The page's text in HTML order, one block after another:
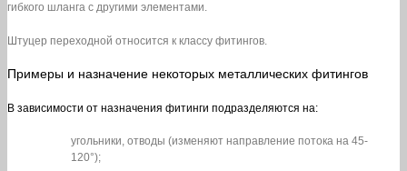
гибкого шланга с другими элементами.
Штуцер переходной относится к классу фитингов.
Примеры и назначение некоторых металлических фитингов
В зависимости от назначения фитинги подразделяются на:
угольники, отводы (изменяют направление потока на 45-
120°);